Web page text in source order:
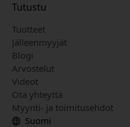
Tutustu
Tuotteet
Jälleenmyyjät
Blogi
Arvostelut
Videot
Ota yhteyttä
Myynti- ja toimitusehdot
Suomi